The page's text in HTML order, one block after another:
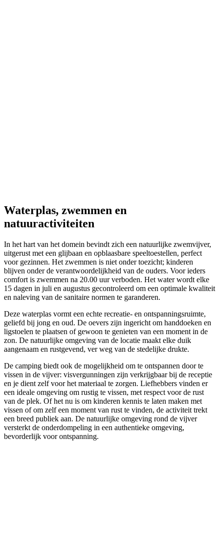
Waterplas, zwemmen en
natuuractiviteiten
In het hart van het domein bevindt zich een natuurlijke zwemvijver,
uitgerust met een glijbaan en opblaasbare speeltoestellen, perfect
voor gezinnen. Het zwemmen is niet onder toezicht; kinderen
blijven onder de verantwoordelijkheid van de ouders. Voor ieders
comfort is zwemmen na 20.00 uur verboden. Het water wordt elke
15 dagen in juli en augustus gecontroleerd om een optimale kwaliteit
en naleving van de sanitaire normen te garanderen.
Deze waterplas vormt een echte recreatie- en ontspanningsruimte,
geliefd bij jong en oud. De oevers zijn ingericht om handdoeken en
ligstoelen te plaatsen of gewoon te genieten van een moment in de
zon. De natuurlijke omgeving van de locatie maakt elke duik
aangenaam en rustgevend, ver weg van de stedelijke drukte.
De camping biedt ook de mogelijkheid om te ontspannen door te
vissen in de vijver: visvergunningen zijn verkrijgbaar bij de receptie
en je dient zelf voor het materiaal te zorgen. Liefhebbers vinden er
een ideale omgeving om rustig te vissen, met respect voor de rust
van de plek. Of het nu is om kinderen kennis te laten maken met
vissen of om zelf een moment van rust te vinden, de activiteit trekt
een breed publiek aan. De natuurlijke omgeving rond de vijver
versterkt de onderdompeling in een authentieke omgeving,
bevorderlijk voor ontspanning.